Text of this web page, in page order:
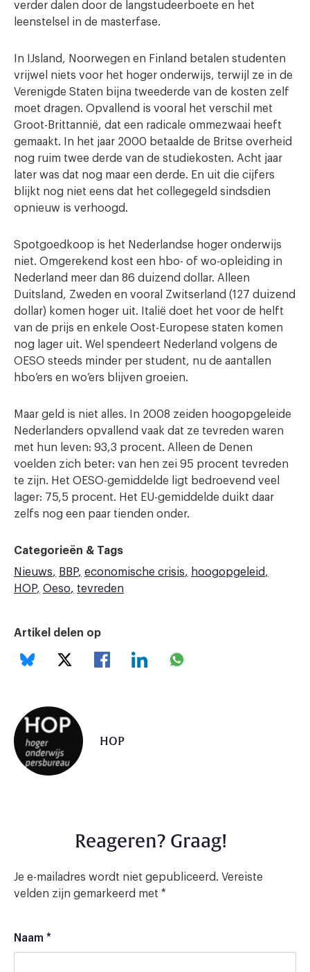
verder dalen door de langstudeerboete en het
leenstelsel in de masterfase.
In IJsland, Noorwegen en Finland betalen studenten
vrijwel niets voor het hoger onderwijs, terwijl ze in de
Verenigde Staten bijna tweederde van de kosten zelf
moet dragen. Opvallend is vooral het verschil met
Groot-Brittannië, dat een radicale ommezwaai heeft
gemaakt. In het jaar 2000 betaalde de Britse overheid
nog ruim twee derde van de studiekosten. Acht jaar
later was dat nog maar een derde. En uit die cijfers
blijkt nog niet eens dat het collegegeld sindsdien
opnieuw is verhoogd.
Spotgoedkoop is het Nederlandse hoger onderwijs
niet. Omgerekend kost een hbo- of wo-opleiding in
Nederland meer dan 86 duizend dollar. Alleen
Duitsland, Zweden en vooral Zwitserland (127 duizend
dollar) komen hoger uit. Italië doet het voor de helft
van de prijs en enkele Oost-Europese staten komen
nog lager uit. Wel spendeert Nederland volgens de
OESO steeds minder per student, nu de aantallen
hbo’ers en wo’ers blijven groeien.
Maar geld is niet alles. In 2008 zeiden hoogopgeleide
Nederlanders opvallend vaak dat ze tevreden waren
met hun leven: 93,3 procent. Alleen de Denen
voelden zich beter: van hen zei 95 procent tevreden
te zijn. Het OESO-gemiddelde ligt bedroevend veel
lager: 75,5 procent. Het EU-gemiddelde duikt daar
zelfs nog een paar tienden onder.
Categorieën & Tags
Nieuws
BBP economische crisis
hoogopgeleid
HOP Oeso tevreden
Artikel delen op
HOP
Reageren? Graag!
Je e-mailadres wordt niet gepubliceerd. Vereiste
velden zijn gemarkeerd met *
Naam *